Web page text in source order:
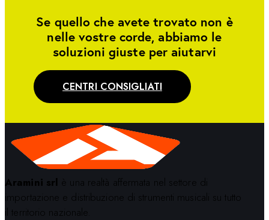
Se quello che avete trovato non è
nelle vostre corde, abbiamo le
soluzioni giuste per aiutarvi
CENTRI CONSIGLIATI
Aramini srl è una realtà affermata nel settore di
importazione e distribuzione di strumenti musicali su tutto
il territorio nazionale.